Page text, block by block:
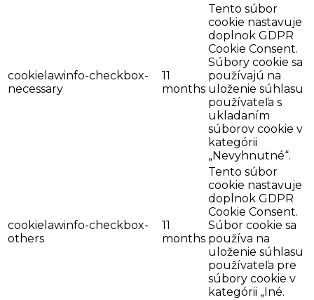
cookielawinfo-checkbox-
necessary
11
months
Tento súbor
cookie nastavuje
doplnok GDPR
Cookie Consent.
Súbory cookie sa
používajú na
uloženie súhlasu
používateľa s
ukladaním
súborov cookie v
kategórii
„Nevyhnutné“.
cookielawinfo-checkbox-
others
11
months
Tento súbor
cookie nastavuje
doplnok GDPR
Cookie Consent.
Súbor cookie sa
používa na
uloženie súhlasu
používateľa pre
súbory cookie v
kategórii „Iné.